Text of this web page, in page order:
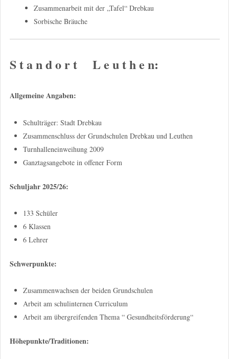
Zusammenarbeit mit der „Tafel“ Drebkau
Sorbische Bräuche
S t a n d o r t L e u t h e n:
Allgemeine Angaben:
Schulträger: Stadt Drebkau
Zusammenschluss der Grundschulen Drebkau und Leuthen
Turnhalleneinweihung 2009
Ganztagsangebote in offener Form
Schuljahr 2025/26:
133 Schüler
6 Klassen
6 Lehrer
Schwerpunkte:
Zusammenwachsen der beiden Grundschulen
Arbeit am schulinternen Curriculum
Arbeit am übergreifenden Thema “ Gesundheitsförderung“
Höhepunkte/Traditionen: